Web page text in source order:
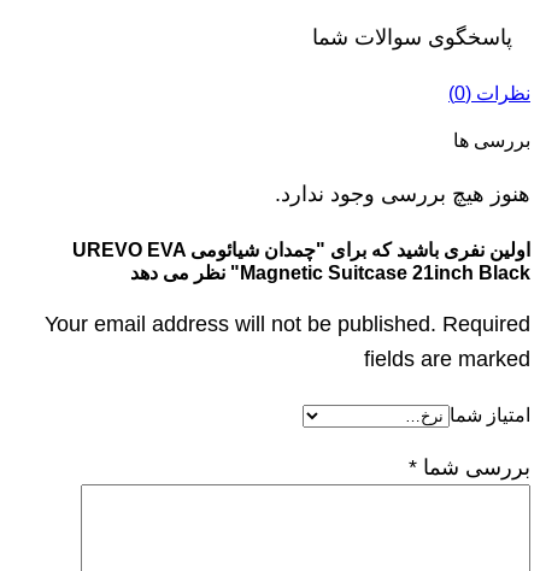
پاسخگوی سوالات شما
نظرات (0)
بررسی ها
هنوز هیچ بررسی وجود ندارد.
اولین نفری باشید که برای "چمدان شیائومی UREVO EVA
Magnetic Suitcase 21inch Black" نظر می دهد
Your email address will not be published. Required
fields are marked
امتیاز شما
بررسی شما *